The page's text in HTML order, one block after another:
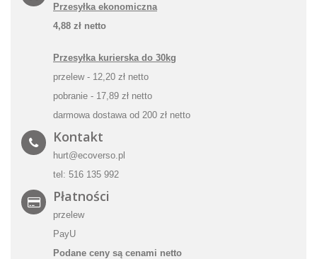
Przesyłka ekonomiczna
4,88 zł netto
Przesyłka kurierska do 30kg
przelew - 12,20 zł netto
pobranie - 17,89 zł netto
darmowa dostawa od 200 zł netto
Kontakt
hurt@ecoverso.pl
tel: 516 135 992
Płatności
przelew
PayU
Podane ceny są cenami netto